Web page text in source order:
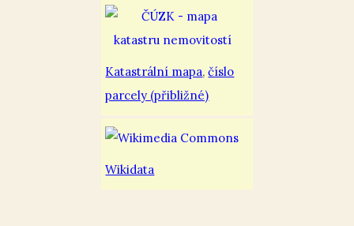
Katastrální mapa,číslo
parcely (přibližné)
Wikidata